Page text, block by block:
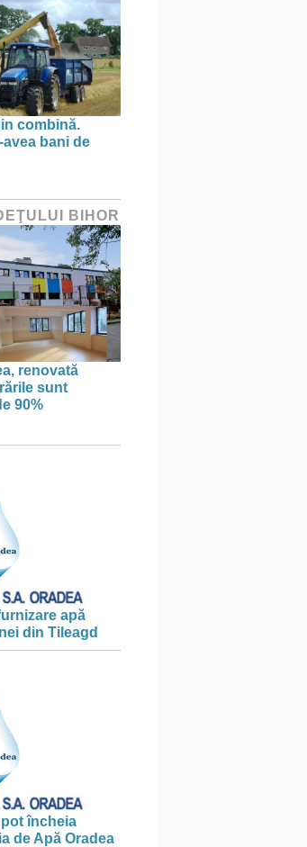
combină.
bani de
BIHOR
renovată
sunt
90%
apă
din Tileagd
încheia
de Apă Oradea